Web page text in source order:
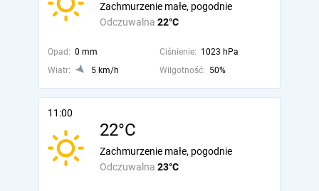
Odczuwalna 22°C
Zachmurzenie małe, pogodnie
Opad: 0 mm Ciśnienie: 1023 hPa
Wiatr:
5 km/h Wilgotność: 50%
11:00
22°C
Odczuwalna 23°C
Zachmurzenie małe, pogodnie